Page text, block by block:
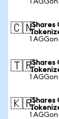
1
🇨🇳iShares
1 AGGon
🇹🇷iShares
1
🇰🇷iShares
1